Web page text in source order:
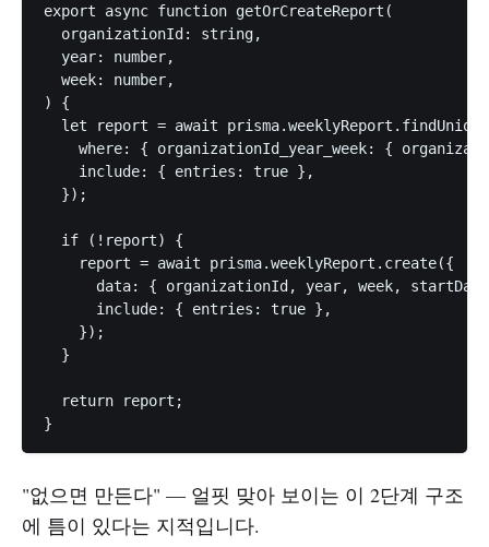
export async function getOrCreateReport(
  organizationId: string,
  year: number,
  week: number,
) {
let report = await
where: { organizationId_year_week: {
    include: { entries: true },
  });
  if (!report) {
    report = await prisma.weeklyReport.create({
data: { organizationId, year, week,
      include: { entries: true },
    });
  }
  return report;
"없으면 만든다" — 얼핏 맞아 보이는 이 2단계 구조
에 틈이 있다는 지적입니다.